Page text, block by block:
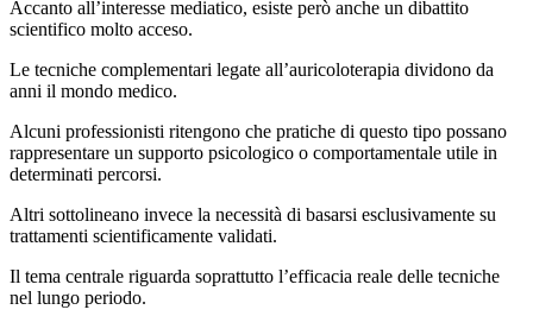
Accanto all’interesse mediatico, esiste però anche un dibattito
scientifico molto acceso.
Le tecniche complementari legate all’auricoloterapia dividono da
anni il mondo medico.
Alcuni professionisti ritengono che pratiche di questo tipo possano
rappresentare un supporto psicologico o comportamentale utile in
determinati percorsi.
Altri sottolineano invece la necessità di basarsi esclusivamente su
trattamenti scientificamente validati.
Il tema centrale riguarda soprattutto l’efficacia reale delle tecniche
nel lungo periodo.